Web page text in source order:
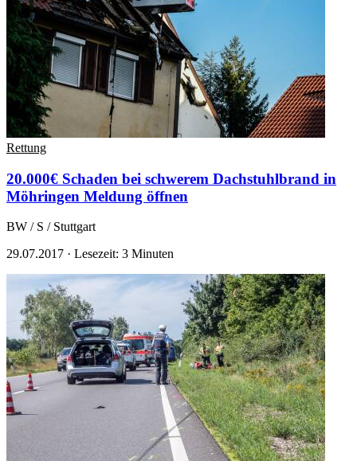
Rettung
20.000€ Schaden bei schwerem Dachstuhlbrand in
Möhringen Meldung öffnen
BW / S / Stuttgart
29.07.2017 · Lesezeit: 3 Minuten